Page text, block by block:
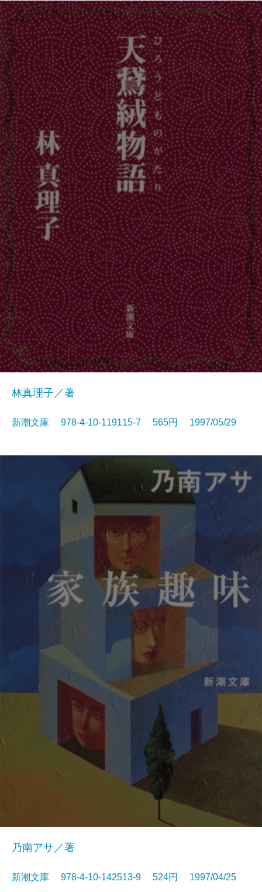
林真理子／著
新潮文庫 978-4-10-119115-7 565円 1997/05/29
乃南アサ／著
新潮文庫 978-4-10-142513-9 524円 1997/04/25